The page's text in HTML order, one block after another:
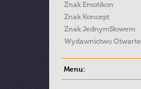
Znak Emotikon
Znak Koncept
Znak JednymSłowem
Wydawnictwo Otwarte
Menu: